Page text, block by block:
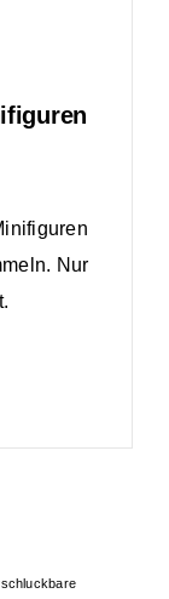
Nur